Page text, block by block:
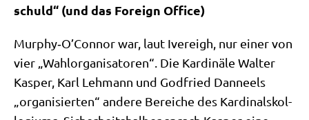
schuld“ (und das For­eign Office)
Murphy‑O’Connor war, laut Ive­reigh, nur einer von
vier „Wahl­or­ga­ni­sa­to­ren“. Die Kar­di­nä­le Wal­ter
Kas­per, Karl Leh­mann und God­fried Dan­neels
„orga­ni­sier­ten“ ande­re Berei­che des Kar­di­nals­kol­